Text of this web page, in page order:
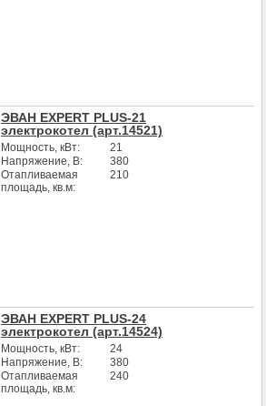
ЭВАН EXPERT PLUS-21
электрокотел (арт.14521)
Мощность, кВт:
21
Напряжение, В:
380
Отапливаемая
площадь, кв.м:
210
ЭВАН EXPERT PLUS-24
электрокотел (арт.14524)
Мощность, кВт:
24
Напряжение, В:
380
Отапливаемая
площадь, кв.м:
240